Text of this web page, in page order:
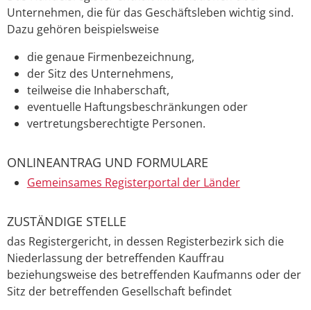
Unternehmen, die für das Geschäftsleben wichtig sind.
Dazu gehören beispielsweise
die genaue Firmenbezeichnung,
der Sitz des Unternehmens,
teilweise die Inhaberschaft,
eventuelle Haftungsbeschränkungen oder
vertretungsberechtigte Personen.
ONLINEANTRAG UND FORMULARE
Gemeinsames Registerportal der Länder
ZUSTÄNDIGE STELLE
das Registergericht, in dessen Registerbezirk sich die
Niederlassung der betreffenden Kauffrau
beziehungsweise des betreffenden Kaufmanns oder der
Sitz der betreffenden Gesellschaft befindet